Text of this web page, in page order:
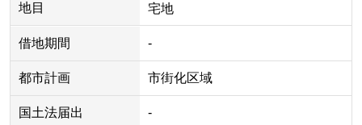
地目 宅地
借地期間 -
都市計画 市街化区域
国土法届出 -